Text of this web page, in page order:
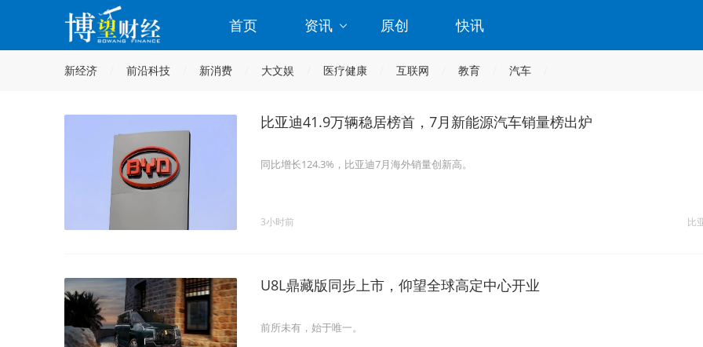
首页 资讯 原创 快讯
新经济 前沿科技 新消费 大文娱 医疗健康 互联网 教育 汽车
比亚迪41.9万辆稳居榜首，7月新能源汽车销量榜出炉
同比增长124.3%，比亚迪7月海外销量创新高。
比
3小时前
U8L鼎藏版同步上市，仰望全球高定中心开业
前所未有，始于唯一。